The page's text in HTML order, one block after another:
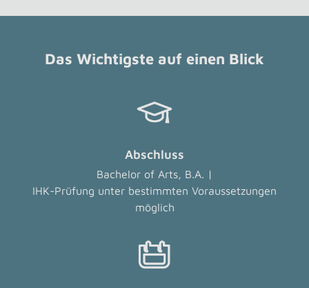
Das Wichtigste auf einen Blick
Abschluss
Bachelor of Arts, B.A. |
IHK-Prüfung unter bestimmten Voraussetzungen
möglich